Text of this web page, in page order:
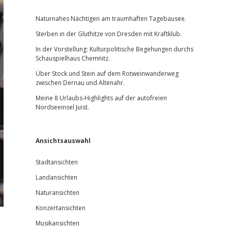
Naturnahes Nächtigen am traumhaften Tagebausee.
Sterben in der Gluthitze von Dresden mit Kraftklub.
In der Vorstellung: Kulturpolitische Begehungen durchs
Schauspielhaus Chemnitz.
Über Stock und Stein auf dem Rotweinwanderweg
zwischen Dernau und Altenahr.
Meine 8 Urlaubs-Highlights auf der autofreien
Nordseeinsel Juist.
Ansichtsauswahl
Stadtansichten
Landansichten
Naturansichten
Konzertansichten
Musikansichten